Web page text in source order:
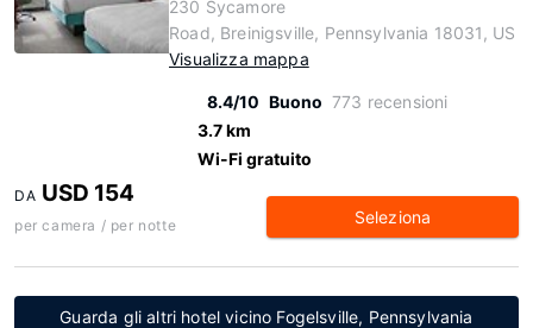
230 Sycamore
Road, Breinigsville, Pennsylvania 18031, US
Visualizza mappa
8.4/10 Buono 773 recensioni
3.7 km
Wi-Fi gratuito
DA USD 154
per camera / per notte Seleziona
Guarda gli altri hotel vicino Fogelsville, Pennsylvania